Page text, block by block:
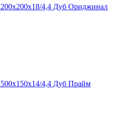
4,4 Дуб Ориджинал
4,4 Дуб Прайм